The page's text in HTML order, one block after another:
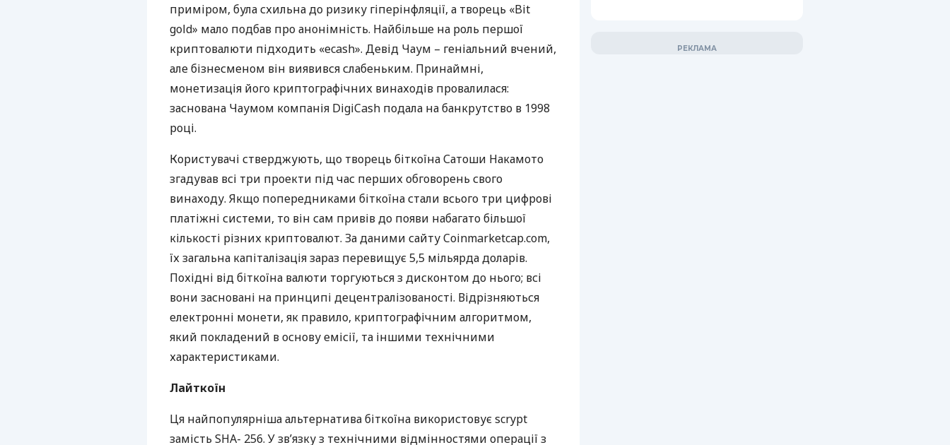
приміром, була схильна до ризику гіперінфляції, а творець «Bit
gold» мало подбав про анонімність. Найбільше на роль першої
криптовалюти підходить «ecash». Девід Чаум – геніальний вчений,
але бізнесменом він виявився слабеньким. Принаймні,
монетизація його криптографічних винаходів провалилася:
заснована Чаумом компанія DigiCash подала на банкрутство в 1998
році.
Користувачі стверджують, що творець біткоїна Сатоши Накамото
згадував всі три проекти під час перших обговорень свого
винаходу. Якщо попередниками біткоїна стали всього три цифрові
платіжні системи, то він сам привів до появи набагато більшої
кількості різних криптовалют. За даними сайту Coinmarketcap.com,
їх загальна капіталізація зараз перевищує 5,5 мільярда доларів.
Похідні від біткоїна валюти торгуються з дисконтом до нього; всі
вони засновані на принципі децентралізованості. Відрізняються
електронні монети, як правило, криптографічним алгоритмом,
який покладений в основу емісії, та іншими технічними
характеристиками.
Лайткоїн
Ця найпопулярніша альтернатива біткоїна використовує scrypt
замість SHA- 256. У зв’язку з технічними відмінностями операції з